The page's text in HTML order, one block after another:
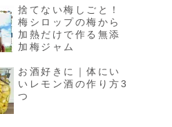
捨てない梅しごと！
梅シロップの梅から
加熱だけで作る無添
加梅ジャム
お酒好きに｜体にい
いレモン酒の作り方3
つ